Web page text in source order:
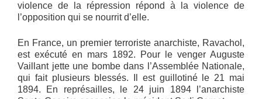
violence de la répression répond à la violence de
l’opposition qui se nourrit d’elle.
En France, un premier terroriste anarchiste, Ravachol,
est exécuté en mars 1892. Pour le venger Auguste
Vaillant jette une bombe dans l’Assemblée Nationale,
qui fait plusieurs blessés. Il est guillotiné le 21 mai
1894. En représailles, le 24 juin 1894 l’anarchiste